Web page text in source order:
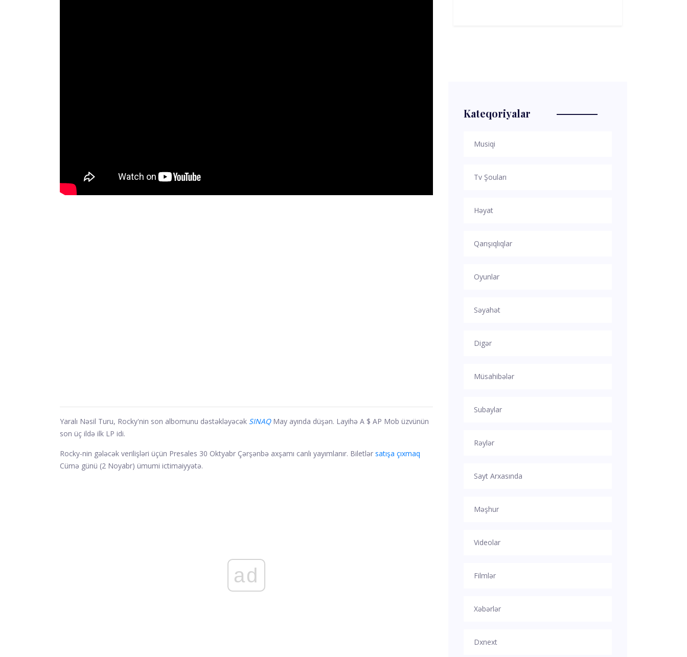
Yaralı Nəsil Turu, Rocky'nin son albomunu dəstəkləyəcək SINAQ May ayında düşən. Layihə A $ AP Mob üzvünün
son üç ildə ilk LP idi.
Rocky-nin gələcək verilişləri üçün Presales 30 Oktyabr Çərşənbə axşamı canlı yayımlanır. Biletlər satışa çıxmaq
Cümə günü (2 Noyabr) ümumi ictimaiyyətə.
ad
Kateqoriyalar
Musiqi
Tv Şouları
Həyat
Qarışıqlıqlar
Oyunlar
Səyahət
Digər
Müsahibələr
Subaylar
Rəylər
Sayt Arxasında
Məşhur
Videolar
Filmlər
Xəbərlər
Dxnext